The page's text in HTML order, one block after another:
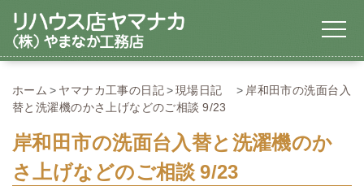
ホーム ヤマナカ工事の日記 現場日記
岸和田市の洗面台入
替と洗濯機のかさ上げなどのご相談 9/23
岸和田市の洗面台入替と洗濯機のか
さ上げなどのご相談 9/23